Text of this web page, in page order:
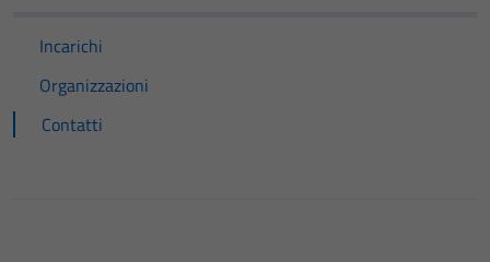
Incarichi
Organizzazioni
Contatti